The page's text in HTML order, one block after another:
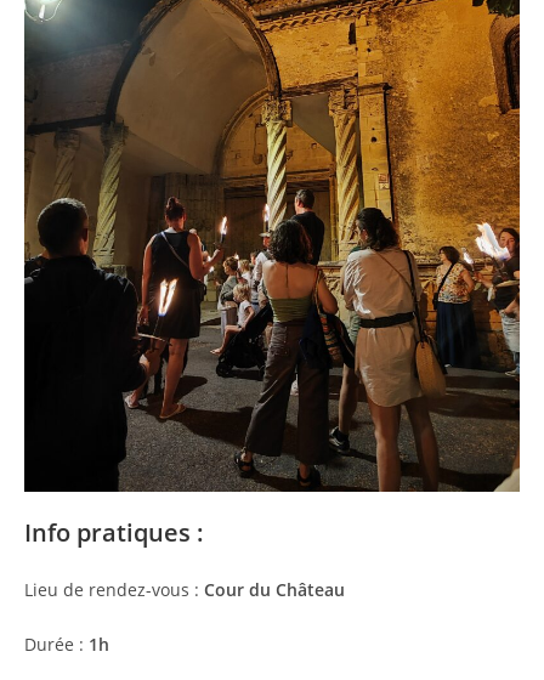
Info pratiques :
Lieu de rendez-vous : Cour du Château
Durée : 1h